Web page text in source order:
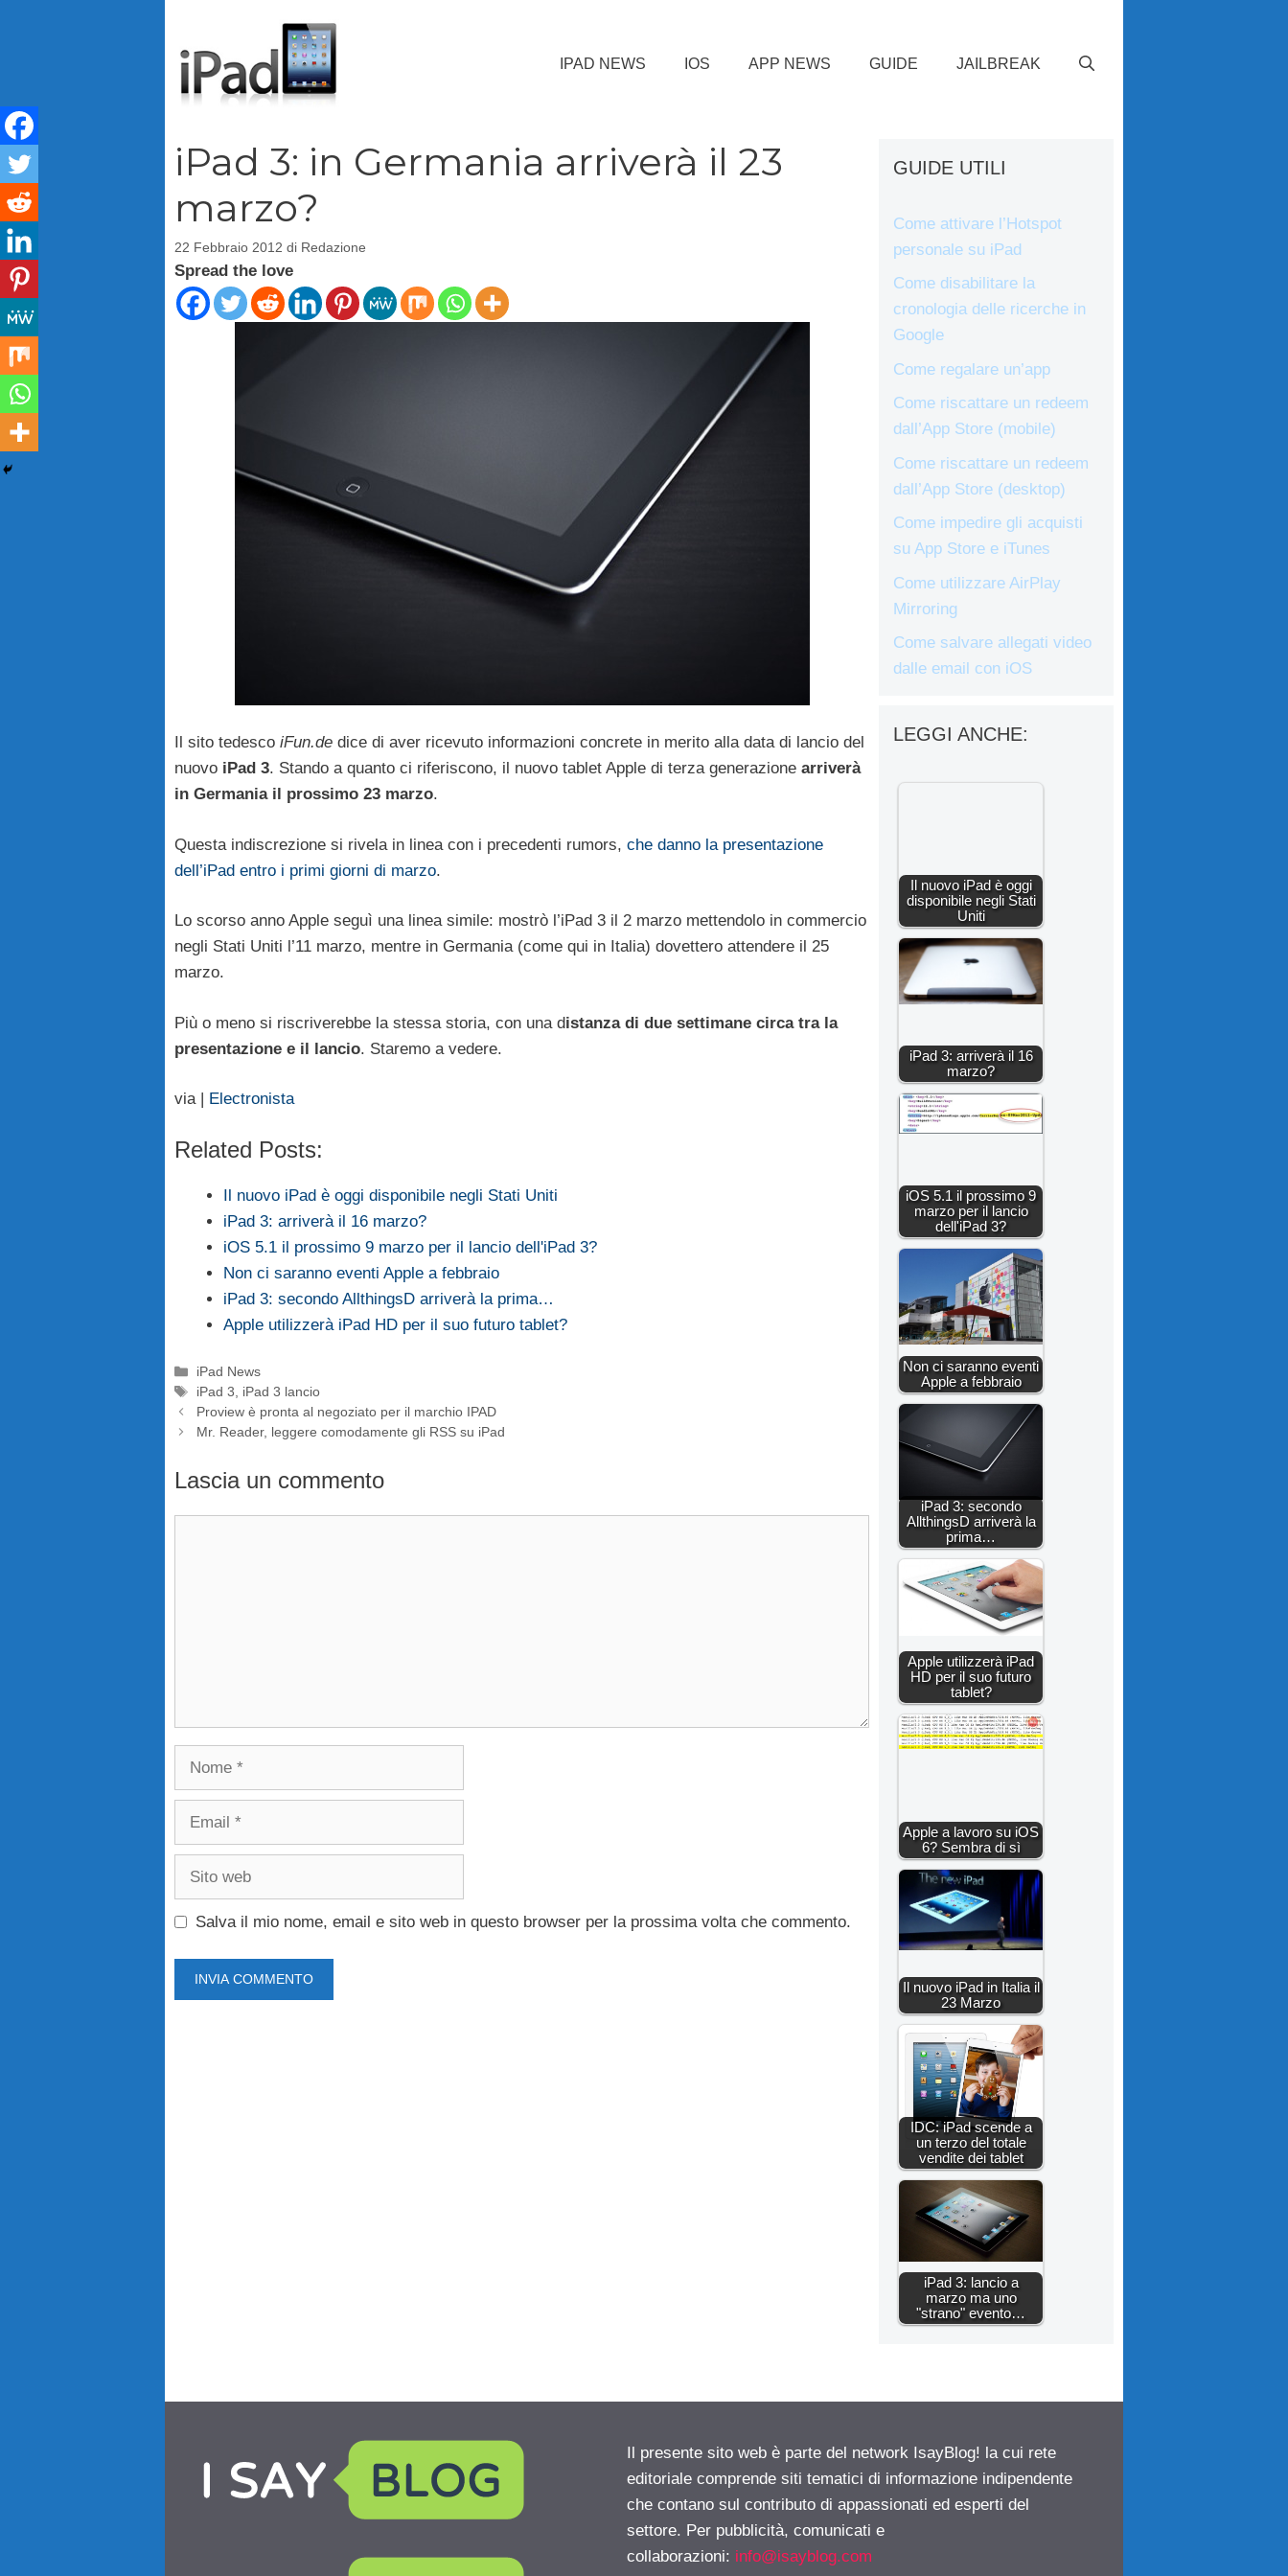
IPAD NEWS IOS APP NEWS GUIDE JAILBREAK
iPad 3: in Germania arriverà il 23
marzo?
22 Febbraio 2012 di Redazione
Spread the love
Il sito tedesco iFun.de dice di aver ricevuto informazioni concrete in merito alla data di lancio del
nuovo iPad 3. Stando a quanto ci riferiscono, il nuovo tablet Apple di terza generazione arriverà
in Germania il prossimo 23 marzo.
Questa indiscrezione si rivela in linea con i precedenti rumors, che danno la presentazione
dell’iPad entro i primi giorni di marzo.
Lo scorso anno Apple seguì una linea simile: mostrò l’iPad 3 il 2 marzo mettendolo in commercio
negli Stati Uniti l’11 marzo, mentre in Germania (come qui in Italia) dovettero attendere il 25
marzo.
Più o meno si riscriverebbe la stessa storia, con una distanza di due settimane circa tra la
presentazione e il lancio. Staremo a vedere.
via | Electronista
Related Posts:
Il nuovo iPad è oggi disponibile negli Stati Uniti
iPad 3: arriverà il 16 marzo?
iOS 5.1 il prossimo 9 marzo per il lancio dell'iPad 3?
Non ci saranno eventi Apple a febbraio
iPad 3: secondo AllthingsD arriverà la prima…
Apple utilizzerà iPad HD per il suo futuro tablet?
Categorie
iPad News
Tag
iPad 3, iPad 3 lancio
Proview è pronta al negoziato per il marchio IPAD
Mr. Reader, leggere comodamente gli RSS su iPad
Lascia un commento
Nome
Email
Sito
Salva il mio nome, email e sito web in questo browser per la prossima volta che commento.
GUIDE UTILI
Come attivare l’Hotspot
personale su iPad
Come disabilitare la
cronologia delle ricerche in
Google
Come regalare un’app
Come riscattare un redeem
dall’App Store (mobile)
Come riscattare un redeem
dall’App Store (desktop)
Come impedire gli acquisti
su App Store e iTunes
Come utilizzare AirPlay
Mirroring
Come salvare allegati video
dalle email con iOS
LEGGI ANCHE:
Il nuovo iPad è oggi
disponibile negli Stati
Uniti
iPad 3: arriverà il 16
marzo?
iOS 5.1 il prossimo 9
marzo per il lancio
dell'iPad 3?
Non ci saranno eventi
Apple a febbraio
iPad 3: secondo
AllthingsD arriverà la
prima…
Apple utilizzerà iPad
HD per il suo futuro
tablet?
Apple a lavoro su iOS
6? Sembra di sì
Il nuovo iPad in Italia il
23 Marzo
IDC: iPad scende a
un terzo del totale
vendite dei tablet
iPad 3: lancio a
marzo ma uno
"strano" evento…
Il presente sito web è parte del network IsayBlog! la cui rete
editoriale comprende siti tematici di informazione indipendente
che contano sul contributo di appassionati ed esperti del
settore. Per pubblicità, comunicati e
collaborazioni: info@isayblog.com